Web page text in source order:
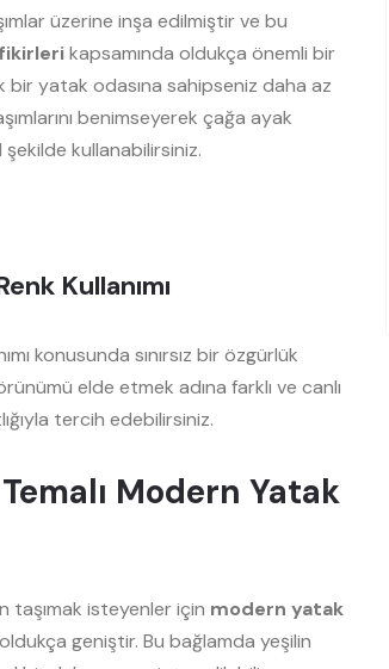
üzerine inşa edilmiştir ve bu
kapsamında oldukça önemli bir
bir yatak odasına sahipseniz daha az
benimseyerek çağa ayak
kullanabilirsiniz.
Kullanımı
konusunda sınırsız bir özgürlük
elde etmek adına farklı ve canlı
tercih edebilirsiniz.
Modern Yatak
taşımak isteyenler için modern yatak
geniştir. Bu bağlamda yeşilin